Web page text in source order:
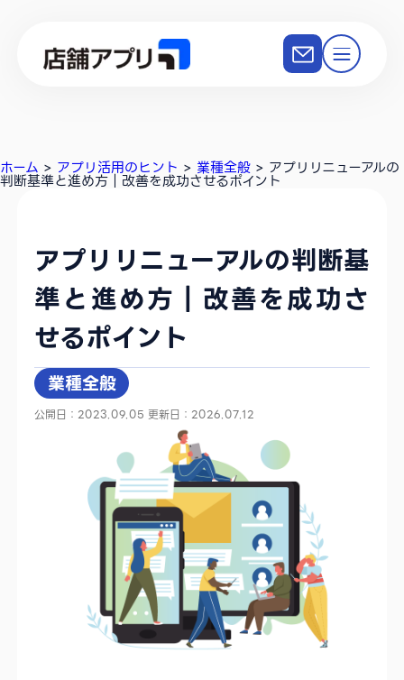
ホーム > アプリ活用のヒント > 業種全般 > アプリリニューアルの
判断基準と進め方｜改善を成功させるポイント
アプリリニューアルの判断基
準と進め方｜改善を成功さ
せるポイント
業種全般
公開日：2023.09.05 更新日：2026.07.12